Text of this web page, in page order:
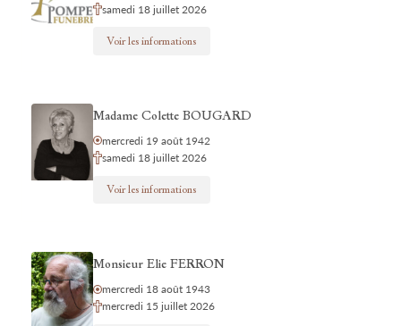
samedi 18 juillet 2026
Voir les informations
Madame Colette BOUGARD
mercredi 19 août 1942
samedi 18 juillet 2026
Voir les informations
Monsieur Elie FERRON
mercredi 18 août 1943
mercredi 15 juillet 2026